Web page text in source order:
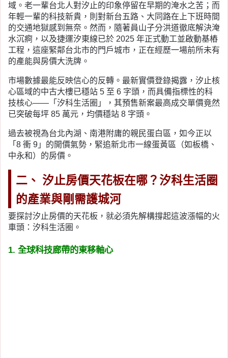
域。老一輩台北人對汐止的印象停留在早期的淹水之苦；而
年輕一輩的科技新貴，則對新台五路、大同路在上下班時間
的交通地獄感到無奈。然而，隨著員山子分洪道徹底解決淹
水沉痾，以及捷運汐東線已於 2025 年正式動工並啟動基樁
工程，這座緊鄰台北市的門戶城市，正在經歷一場前所未有
的產能與房價大洗牌。
市場數據最能反映信心的反轉。最新實價登錄揭露，汐止核
心區域的中古大樓已穩站 5 至 6 字頭，而具備指標性的科
技核心——「汐科生活圈」，其預售新案最高成交單價竟然
已突破每坪 85 萬元，均價穩站 8 字頭。
過去被視為台北內湖、南港附庸的親民蛋白區，如今正以
「8 衝 9」的開價氣勢，緊追新北市一線蛋黃區（如板橋、
中永和）的房價。
二、 汐止房價天花板在哪？汐科生活圈
的產業與剛需護城河
要探討汐止房價的天花板，就必須先解構撐起這波漲幅的火
車頭：汐科生活圈。
1. 全球科技廊帶的東移軸心